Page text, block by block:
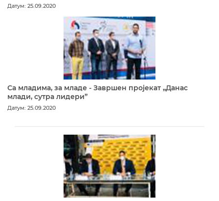
Датум: 25.09.2020
Са младима, за младе - Завршен пројекат „Данас
млади, сутра лидери”
Датум: 25.09.2020